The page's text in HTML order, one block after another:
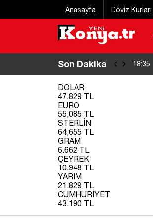
Anasayfa Döviz Kurları
Son Dakika 18:35
DOLAR
47,829 TL
EURO
55,085 TL
STERLİN
64,655 TL
GRAM
6.662 TL
ÇEYREK
10.948 TL
YARIM
21.829 TL
CUMHURİYET
43.190 TL